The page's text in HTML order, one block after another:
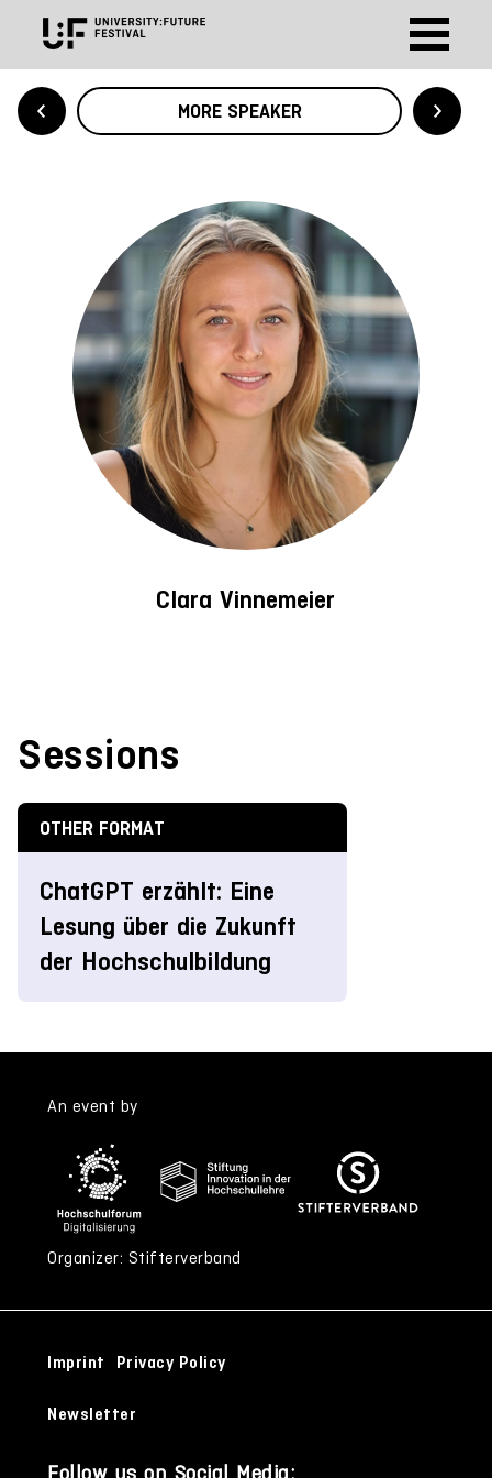
MORE SPEAKER
Clara Vinnemeier
Sessions
OTHER FORMAT
ChatGPT erzählt: Eine
Lesung über die Zukunft
der Hochschulbildung
An event by
Organizer: Stifterverband
Imprint Privacy Policy
Newsletter
Follow us on Social Media: